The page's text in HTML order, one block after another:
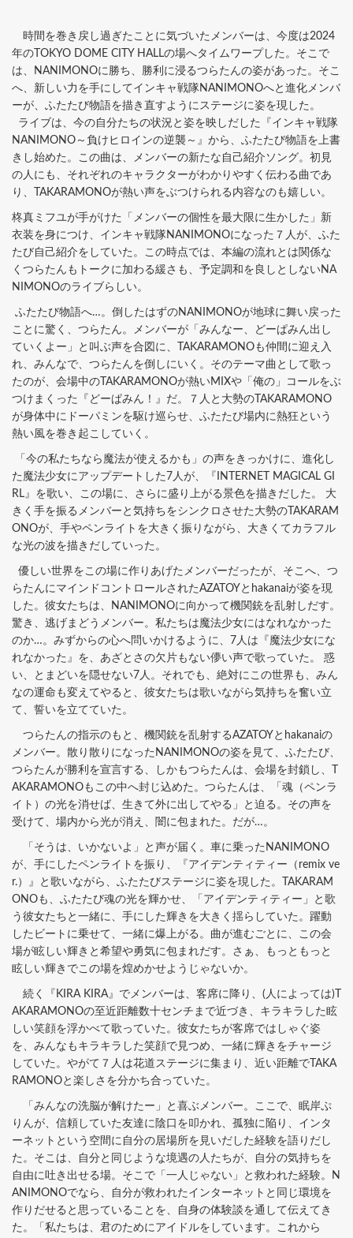
時間を巻き戻し過ぎたことに気づいたメンバーは、今度は2024
年のTOKYO DOME CITY HALLの場へタイムワープした。そこで
は、NANIMONOに勝ち、勝利に浸るつらたんの姿があった。そこ
へ、新しい力を手にしてインキャ戦隊NANIMONOへと進化メンバ
ーが、ふたたび物語を描き直すようにステージに姿を現した。
ライブは、今の自分たちの状況と姿を映しだした『インキャ戦隊
NANIMONO～負けヒロインの逆襲～』から、ふたたび物語を上書
きし始めた。この曲は、メンバーの新たな自己紹介ソング。初見
の人にも、それぞれのキャラクターがわかりやすく伝わる曲であ
り、TAKARAMONOが熱い声をぶつけられる内容なのも嬉しい。
柊真ミフユが手がけた「メンバーの個性を最大限に生かした」新
衣装を身につけ、インキャ戦隊NANIMONOになった７人が、ふた
たび自己紹介をしていた。この時点では、本編の流れとは関係な
くつらたんもトークに加わる緩さも、予定調和を良しとしないNA
NIMONOのライブらしい。
ふたたび物語へ…。倒したはずのNANIMONOが地球に舞い戻った
ことに驚く、つらたん。メンバーが「みんなー、どーぱみん出し
ていくよー」と叫ぶ声を合図に、TAKARAMONOも仲間に迎え入
れ、みんなで、つらたんを倒しにいく。そのテーマ曲として歌っ
たのが、会場中のTAKARAMONOが熱いMIXや「俺の」コールをぶ
つけまくった『どーぱみん！』だ。７人と大勢のTAKARAMONO
が身体中にドーパミンを駆け巡らせ、ふたたび場内に熱狂という
熱い風を巻き起こしていく。
「今の私たちなら魔法が使えるかも」の声をきっかけに、進化し
た魔法少女にアップデートした7人が、『INTERNET MAGICAL GI
RL』を歌い、この場に、さらに盛り上がる景色を描きだした。 大
きく手を振るメンバーと気持ちをシンクロさせた大勢のTAKARAM
ONOが、手やペンライトを大きく振りながら、大きくてカラフル
な光の波を描きだしていった。
優しい世界をこの場に作りあげたメンバーだったが、そこへ、つ
らたんにマインドコントロールされたAZATOYとhakanaiが姿を現
した。彼女たちは、NANIMONOに向かって機関銃を乱射しだす。
驚き、逃げまどうメンバー。私たちは魔法少女にはなれなかった
のか…。みずからの心へ問いかけるように、7人は『魔法少女にな
れなかった』を、あざとさの欠片もない儚い声で歌っていた。 惑
い、とまどいを隠せない7人。それでも、絶対にこの世界も、みん
なの運命も変えてやると、彼女たちは歌いながら気持ちを奮い立
て、誓いを立てていた。
つらたんの指示のもと、機関銃を乱射するAZATOYとhakanaiの
メンバー。散り散りになったNANIMONOの姿を見て、ふたたび、
つらたんが勝利を宣言する、しかもつらたんは、会場を封鎖し、T
AKARAMONOもこの中へ封じ込めた。つらたんは、「魂（ペンラ
イト）の光を消せば、生きて外に出してやる」と迫る。その声を
受けて、場内から光が消え、闇に包まれた。だが…。
「そうは、いかないよ」と声が届く。車に乗ったNANIMONO
が、手にしたペンライトを振り、『アイデンティティー（remix ve
r.）』と歌いながら、ふたたびステージに姿を現した。TAKARAM
ONOも、ふたたび魂の光を輝かせ、「アイデンティティー」と歌
う彼女たちと一緒に、手にした輝きを大きく揺らしていた。躍動
したビートに乗せて、一緒に爆上がる。曲が進むごとに、この会
場が眩しい輝きと希望や勇気に包まれだす。さぁ、もっともっと
眩しい輝きでこの場を煌めかせようじゃないか。
続く『KIRA KIRA』でメンバーは、客席に降り、(人によっては)T
AKARAMONOの至近距離数十センチまで近づき、キラキラした眩
しい笑顔を浮かべて歌っていた。彼女たちが客席ではしゃぐ姿
を、みんなもキラキラした笑顔で見つめ、一緒に輝きをチャージ
していた。やがて７人は花道ステージに集まり、近い距離でTAKA
RAMONOと楽しさを分かち合っていた。
「みんなの洗脳が解けたー」と喜ぶメンバー。ここで、眠岸ぷ
りんが、信頼していた友達に陰口を叩かれ、孤独に陥り、インタ
ーネットという空間に自分の居場所を見いだした経験を語りだし
た。そこは、自分と同じような境遇の人たちが、自分の気持ちを
自由に吐き出せる場。そこで「一人じゃない」と救われた経験。N
ANIMONOでなら、自分が救われたインターネットと同じ環境を
作りだせると思っていることを、自身の体験談を通して伝えてき
た。「私たちは、君のためにアイドルをしています。これから